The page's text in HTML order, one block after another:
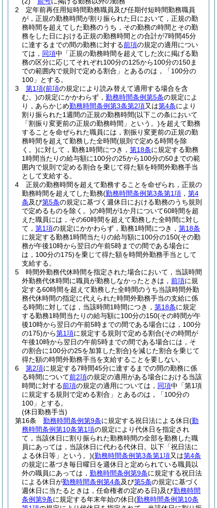
2
定年前再任用短時間勤務職員及び任期付短時間勤務職員
が，正規の勤務時間が割り振られた日において，正規の勤
務時間を超えてした勤務のうち，その勤務の時間とその勤
務をした日における正規の勤務時間との合計が7時間45分
に達するまでの間の勤務に対する前項の規定の適用につい
ては， 同項中「正規の勤務時間を超えてした次に掲げる勤
務の区分に応じてそれぞれ100分の125から100分の150ま
での範囲内で規則で定める割合」とあるのは，「100分の
100」とする。
3
第1項(前項の規定により読み替えて適用する場合を含
む。)の規定にかかわらず， 勤務時間条例第5条の規定によ
り，あらかじめ勤務時間条例第3条第2項又は第4条により
割り振られた1週間の正規の勤務時間(以下この条において
「割振り変更前の正規の勤務時間」という。)を超えて勤務
することを命ぜられた職員には，割振り変更前の正規の勤
務時間を超えて勤務した全時間(規則で定める時間を除
く。)に対して，勤務1時間につき， 第18条に規定する勤務
1時間当たりの給与額に100分の25から100分の50までの範
囲内で規則で定める割合を乗じて得た額を時間外勤務手当
として支給する。
4
正規の勤務時間を超えて勤務することを命ぜられ，正規の
勤務時間を超えてした勤務(勤務時間条例第3条第1項 ， 第4
条及び第5条の規定に基づく週休日における勤務のうち規則
で定めるものを除く。)の時間が1か月について60時間を超
えた職員には，その60時間を超えて勤務した全時間に対し
て， 第1項の規定にかかわらず，勤務1時間につき， 第18条
に規定する勤務1時間当たりの給与額に100分の150(その勤
務が午後10時から翌日の午前5時までの間である場合に
は，100分の175)を乗じて得た額を時間外勤務手当として
支給する。
5
時間外勤務代休時間を指定された場合において，当該時間
外勤務代休時間に職員が勤務しなかったときは， 前項に規
定する60時間を超えて勤務した全時間のうち当該時間外勤
務代休時間の指定に代えられた時間外勤務手当の支給に係
る時間に対しては，当該時間1時間につき， 第18条に規定
する勤務1時間当たりの給与額に100分の150(その時間が午
後10時から翌日の午前5時までの間である場合には，100分
の175)から第1項に規定する規則で定める割合(その時間が
午後10時から翌日の午前5時までの間である場合には，そ
の割合に100分の25を加算した割合)を減じた割合を乗じて
得た額の時間外勤務手当を支給することを要しない。
6
第2項に規定する7時間45分に達するまでの間の勤務に係
る時間について前2項の規定の適用がある場合における当該
時間に対する前項の規定の適用については， 同項中「第1項
に規定する規則で定める割合」とあるのは，「100分の
100」とする。
(休日勤務手当)
第16条
勤務時間条例第9条に規定する祝日法による休日(勤
務時間条例第10条第1項の規定により代休日を指定され
て，当該休日に割り振られた勤務時間の全部を勤務した職
員にあっては，当該休日に代わる代休日。以下「祝日法に
よる休日等」という。)(勤務時間条例第3条第1項又は第4条
の規定に基づき毎日曜日を週休日と定められている職員以
外の職員にあっては， 勤務時間条例第9条に規定する祝日法
による休日が勤務時間条例第4条及び第5条の規定に基づく
週休日に当たるときは，任命権者の定める日)及び勤務時間
条例第9条に規定する年末年始の休日(勤務時間条例第10条